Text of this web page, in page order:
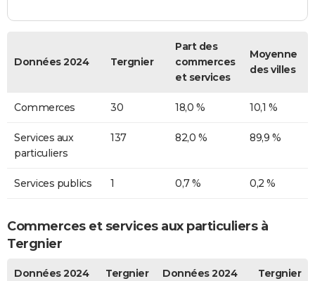
Données 2024 Tergnier
Part des
commerces
et services
Moyenne
des villes
Commerces 30 18,0 % 10,1 %
Services aux
particuliers
137 82,0 % 89,9 %
Services publics 1 0,7 % 0,2 %
Commerces et services aux particuliers à
Tergnier
Données 2024 Tergnier Données 2024 Tergnier